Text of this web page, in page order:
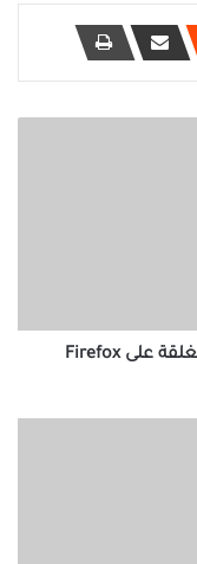
كيفية إعادة فتح علامات التبويب المغلقة على Firefox